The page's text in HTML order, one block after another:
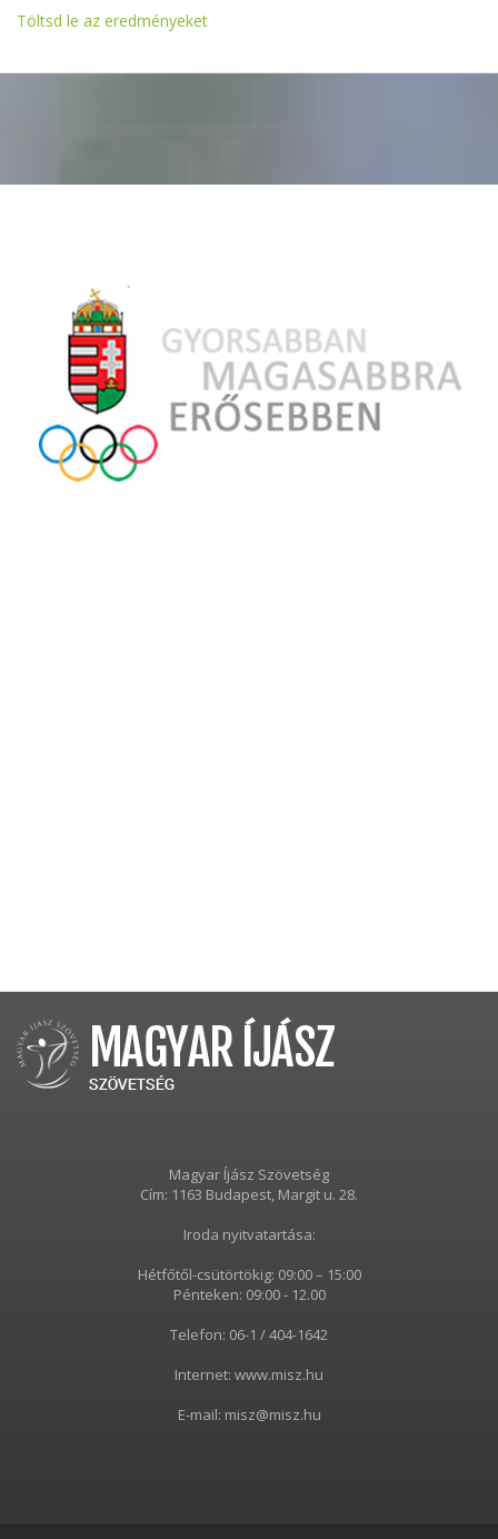
Töltsd le az eredményeket
Magyar Íjász Szövetség
Cím: 1163 Budapest, Margit u. 28.
Iroda nyitvatartása:
Hétfőtől-csütörtökig: 09:00 – 15:00
Pénteken: 09:00 - 12.00
Telefon: 06-1 / 404-1642
Internet: www.misz.hu
E-mail: misz@misz.hu